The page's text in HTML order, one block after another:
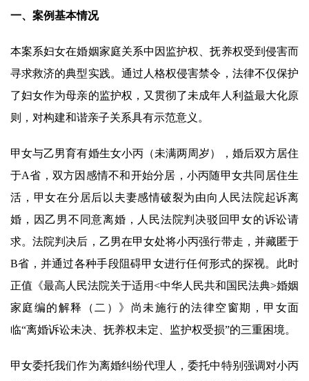
一、案例基本情况
本案系妇女在婚姻家庭关系中因监护权、抚养权受到侵害而
寻求救济的典型实践。通过人格权侵害禁令，法律不仅保护
了妇女作为母亲的监护权，又贯彻了未成年人利益最大化原
则，对构建和谐亲子关系具有示范意义。
甲女与乙男育有婚生女小丙（未满两周岁），婚后双方居住
于A省，双方因感情不和开始分居，小丙随甲女共同居住生
活，甲女在分居后以夫妻感情破裂为由向人民法院起诉离
婚，因乙男不同意离婚，人民法院判决驳回甲女的诉讼请
求。法院判决后，乙男在甲女处将小丙强行带走，并藏匿于
B省，并通过各种手段阻碍甲女进行任何形式的探视。此时
正值《最高人民法院关于适用<中华人民共和国民法典>婚姻
家庭编的解释（二）》尚未施行的法律空窗期，甲女面
临“离婚诉讼未决、抚养权未定、监护权受损”的三重困境。
甲女委托我们作为离婚纠纷代理人，委托中特别强调对小丙